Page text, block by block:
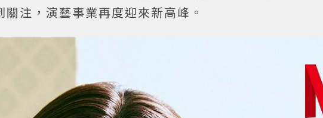
關注，演藝事業再度迎來新高峰。